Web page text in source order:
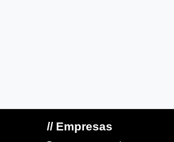
// Empresas